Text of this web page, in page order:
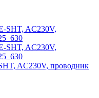
AC230V, проводник